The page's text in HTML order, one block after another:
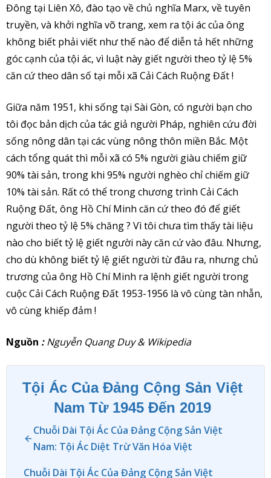
Đông tại Liên Xô, đào tạo về chủ nghĩa Marx, về tuyên
truyền, và khởi nghĩa võ trang, xem ra tội ác của ông
không biết phải viết như thế nào để diễn tả hết những
góc cạnh của tội ác, vì luật này giết người theo tỷ lệ 5%
căn cứ theo dân số tại mỗi xã Cải Cách Ruộng Đất !
Giữa năm 1951, khi sống tại Sài Gòn, có người bạn cho
tôi đọc bản dịch của tác giả người Pháp, nghiên cứu đời
sống nông dân tại các vùng nông thôn miền Bắc. Một
cách tổng quát thì mỗi xã có 5% người giàu chiếm giữ
90% tài sản, trong khi 95% người nghèo chỉ chiếm giữ
10% tài sản. Rất có thể trong chương trình Cải Cách
Ruộng Đất, ông Hồ Chí Minh căn cứ theo đó để giết
người theo tỷ lệ 5% chăng ? Vì tôi chưa tìm thấy tài liệu
nào cho biết tỷ lệ giết người này căn cứ vào đâu. Nhưng,
cho dù không biết tỷ lệ giết người từ đâu ra, nhưng chủ
trương của ông Hồ Chí Minh ra lệnh giết người trong
cuộc Cải Cách Ruộng Đất 1953-1956 là vô cùng tàn nhẫn,
vô cùng khiếp đảm !
Nguồn :Nguyễn Quang Duy & Wikipedia
Tội Ác Của Đảng Cộng Sản Việt
Nam Từ 1945 Đến 2019
Chuỗi Dài Tội Ác Của Đảng Cộng Sản Việt
Nam: Tội Ác Diệt Trừ Văn Hóa Việt
Chuỗi Dài Tội Ác Của Đảng Cộng Sản Việt